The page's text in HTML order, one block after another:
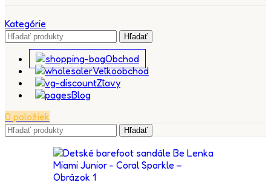
Kategórie
Hľadať
Obchod
Veľkoobchod
Zľavy
Blog
0 položiek
Hľadať